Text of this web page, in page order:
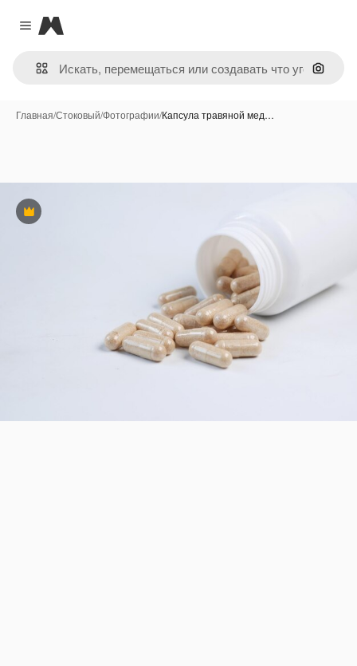
Close menu
Magnific
Поиск
Главная/Стоковый/Фотографии/Капсула травяной мед…
Премиум